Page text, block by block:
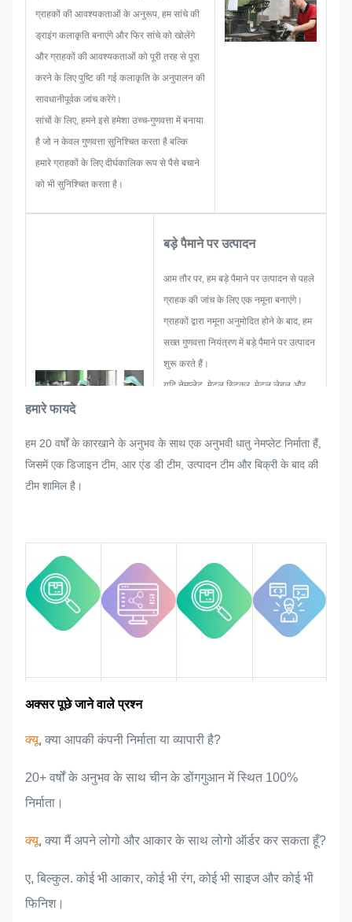
संभावनाओं पर विचार करेंगे, जैसे आकार
सीमा, प्रक्रिया तकनीक, सतह उपचार,
गुणवत्ता नियंत्रण इत्यादि। इसलिए, हमारी
टीम के पास आपके लिए शानदार समाधान
ग्राहकों की आवश्यकताओं के अनुरूप, हम सांचे की
ड्राइंग कलाकृति बनाएंगे और फिर सांचे को खोलेंगे
और ग्राहकों की आवश्यकताओं को पूरी तरह से पूरा
करने के लिए पुष्टि की गई कलाकृति के अनुपालन की
सावधानीपूर्वक जांच करेंगे।
सांचों के लिए, हमने इसे हमेशा उच्च-गुणवत्ता में बनाया
है जो न केवल गुणवत्ता सुनिश्चित करता है बल्कि
हमारे ग्राहकों के लिए दीर्घकालिक रूप से पैसे बचाने
को भी सुनिश्चित करता है।
बड़े पैमाने पर उत्पादन
आम तौर पर, हम बड़े पैमाने पर उत्पादन से पहले
ग्राहक की जांच के लिए एक नमूना बनाएंगे।
ग्राहकों द्वारा नमूना अनुमोदित होने के बाद, हम
सख्त गुणवत्ता नियंत्रण में बड़े पैमाने पर उत्पादन
शुरू करते हैं।
यदि नेमप्लेट, मेटल स्टिकर, मेटल लेबल और
जाता है, तो हम उसे संतुष्ट करने की पूरी
कोशिश करेंगे यदि उसे संशोधित किया जा
हमारे फायदे
हम 20 वर्षों के कारखाने के अनुभव के साथ एक अनुभवी धातु नेमप्लेट निर्माता हैं,
जिसमें एक डिजाइन टीम, आर एंड डी टीम, उत्पादन टीम और बिक्री के बाद की
टीम शामिल है।
उद्योग के अनुभव बाज़ार क्षेत्र
अक्सर पूछे जाने वाले प्रश्न
क्यू, क्या आपकी कंपनी निर्माता या व्यापारी है?
20+ वर्षों के अनुभव के साथ चीन के डोंगगुआन में स्थित 100%
निर्माता।
क्यू, क्या मैं अपने लोगो और आकार के साथ लोगो ऑर्डर कर सकता हूँ?
ए, बिल्कुल. कोई भी आकार, कोई भी रंग, कोई भी साइज और कोई भी
फिनिश।